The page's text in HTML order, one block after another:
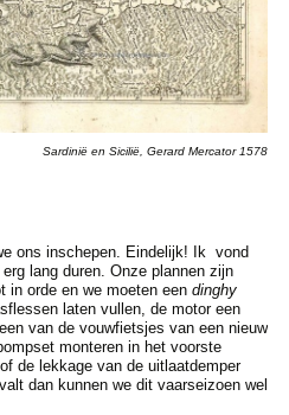
Sardinië en Sicilië, Gerard Mercator 1578
ons inschepen. Eindelijk! Ik vond
lang duren. Onze plannen zijn
in orde en we moeten een dinghy
laten vullen, de motor een
van de vouwfietsjes van een nieuw
monteren in het voorste
de lekkage van de uitlaatdemper
dan kunnen we dit vaarseizoen wel